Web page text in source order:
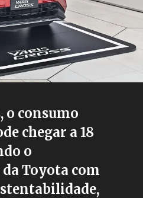
o consumo
chegar a 18
o
Toyota com